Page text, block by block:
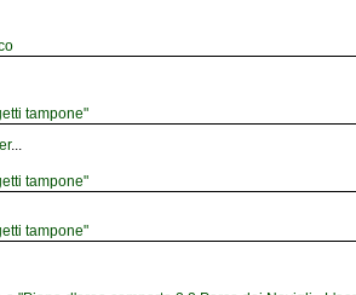
tampone"
...
tampone"
tampone"